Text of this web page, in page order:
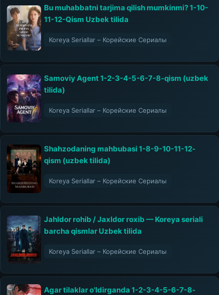
Bu muhabbatni tarjima qilish mumkinmi? 1-10-
11-12-Qism Uzbek tilida
Koreya Seriallar – Корейские Сериалы
Samoviy Agent 1-2-3-4-5-6-7-8-qism (uzbek
tilida)
Koreya Seriallar – Корейские Сериалы
Shahzodaning mahbubasi 1-8-9-10-11-12-
qism (uzbek tilida)
Koreya Seriallar – Корейские Сериалы
Jahldor rohib / Jaxldor roxib — Koreya seriali
barcha qismlar Uzbek tilida
Koreya Seriallar – Корейские Сериалы
Agar tilaklar o'ldirganda 1-2-3-4-5-6-7-8-